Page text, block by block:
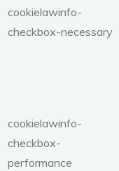
cookielawinfo-
checkbox-necessary
cookielawinfo-
checkbox-
performance